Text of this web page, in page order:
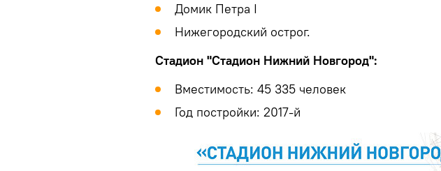
Домик Петра I
Нижегородский острог.
Стадион "Стадион Нижний Новгород":
Вместимость: 45 335 человек
Год постройки: 2017-й